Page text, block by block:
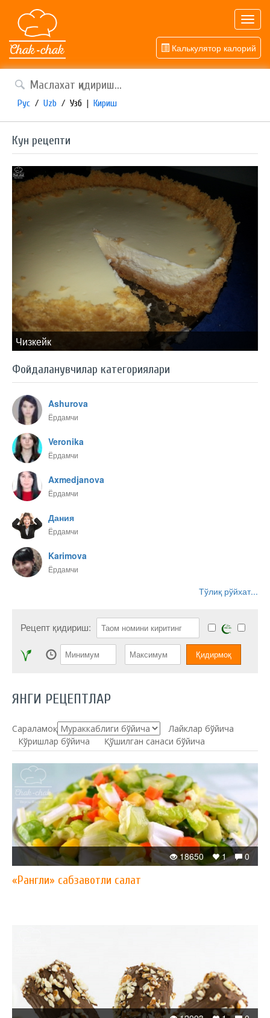
Калькулятор калорий
Рус / Uzb / Узб | Кириш
Кун рецепти
Чизкейк
Фойдаланувчилар категориялари
Ashurova
Ёрдамчи
Veronika
Ёрдамчи
Axmedjanova
Ёрдамчи
Дания
Ёрдамчи
Karimova
Ёрдамчи
Тўлиқ рўйхат...
Рецепт қидириш:
ЯНГИ РЕЦЕПТЛАР
Сараламоқ:
Лайклар бўйича
Кўришлар бўйича
Қўшилган санаси бўйича
0
1
18650
«Рангли» сабзавотли салат